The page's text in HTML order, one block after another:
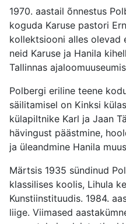
1970. aastail õnnestus
koguda Karuse pastori
kollektsiooni alles olevad
neid Karuse ja Hanila
Tallinnas
Polbergi eriline teene
säilitamisel on Kinksi
külapiltnike Karl ja Jaan
hävingust päästmine,
ja üleandmine Hanila
Märtsis 1935 sündinud
klassilises koolis, Lihula
Kunstiinstituudis. 1984.
liige. Viimased